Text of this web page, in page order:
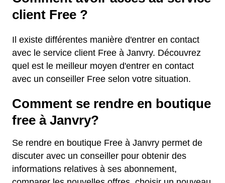
client Free ?
Il existe différentes manière d'entrer en contact
avec le service client Free à Janvry. Découvrez
quel est le meilleur moyen d'entrer en contact
avec un conseiller Free selon votre situation.
Comment se rendre en boutique
free à Janvry?
Se rendre en boutique Free à Janvry permet de
discuter avec un conseiller pour obtenir des
informations relatives à ses abonnement,